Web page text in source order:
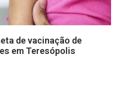
de vacinação de
em Teresópolis